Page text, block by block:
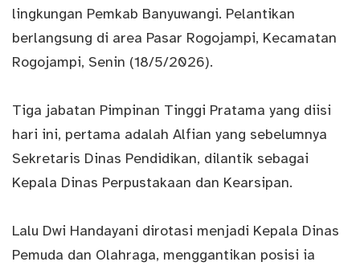
lingkungan Pemkab Banyuwangi. Pelantikan
berlangsung di area Pasar Rogojampi, Kecamatan
Rogojampi, Senin (18/5/2026).
Tiga jabatan Pimpinan Tinggi Pratama yang diisi
hari ini, pertama adalah Alfian yang sebelumnya
Sekretaris Dinas Pendidikan, dilantik sebagai
Kepala Dinas Perpustakaan dan Kearsipan.
Lalu Dwi Handayani dirotasi menjadi Kepala Dinas
Pemuda dan Olahraga, menggantikan posisi ia